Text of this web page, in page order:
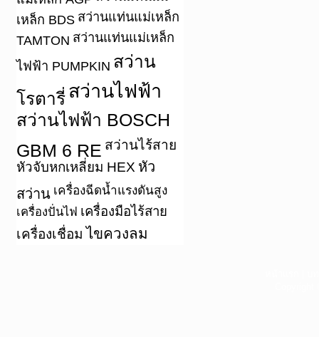
เหล็ก BDS สว่านแท่นแม่เหล็ก
TAMTON สว่านแท่นแม่เหล็ก
ไฟฟ้า PUMPKIN สว่าน
โรตารี่ สว่านไฟฟ้า
สว่านไฟฟ้า BOSCH
GBM 6 RE สว่านไร้สาย
หัวจับหกเหลี่ยม HEX หัว
สว่าน เครื่องฉีดน้ำแรงดันสูง
เครื่องปั่นไฟ เครื่องมือไร้สาย
เครื่องเชื่อม ไขควงลม